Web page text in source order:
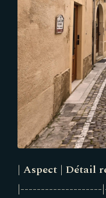
| Aspect | Détail